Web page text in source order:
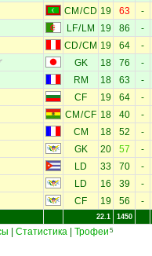
CM /CD 19 63 -
LF/ LM 19 86 -
CD/CM 19 64 -
GK 18 76 -
RM 18 63 -
CF 19 64 -
CM /CF 18 40 -
CM 18 52 -
GK 20 57 -
LD 33 70 -
LD 16 39 -
CF 19 56 -
22.1 1450
Статистика Трофеи 5